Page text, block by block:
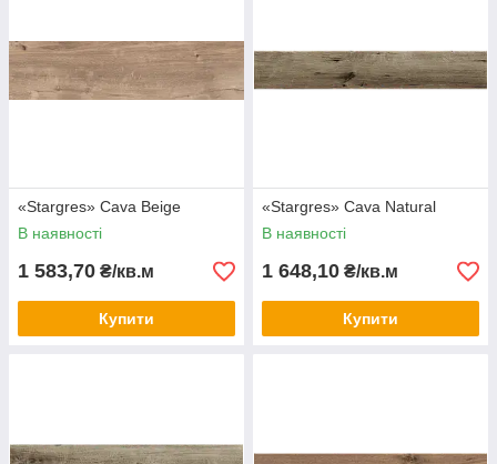
«Stargres» Сava Beige
В наявності
1 583,70 ₴/кв.м
Купити
«Stargres» Сava Natural
В наявності
1 648,10 ₴/кв.м
Купити